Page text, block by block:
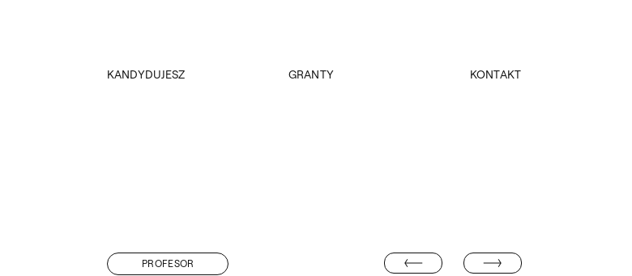
KANDYDUJESZ GRANTY KONTAKT
PROFESOR DR MAREK KNAP
PROF. HENRYK GOSTYŃSKI